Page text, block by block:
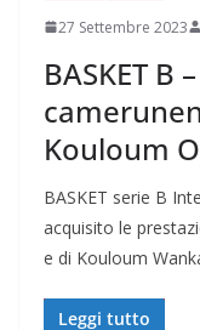
27 Settembre 2023
BASKET
Kouloum
BASKET serie B
acquisito le
e di Kouloum
Leggi tutto